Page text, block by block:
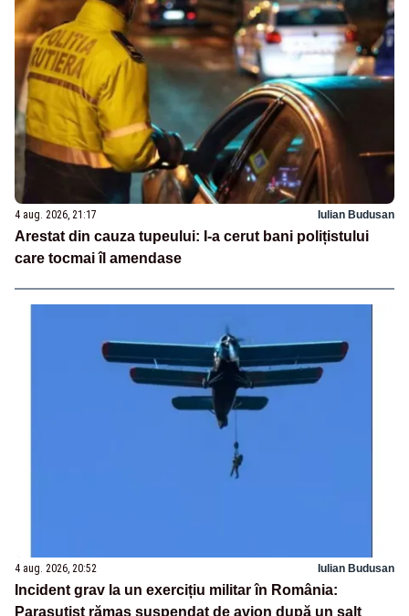
4 aug. 2026, 21:17 Iulian Budusan
Arestat din cauza tupeului: I-a cerut bani polițistului
care tocmai îl amendase
4 aug. 2026, 20:52 Iulian Budusan
Incident grav la un exercițiu militar în România:
Parașutist rămas suspendat de avion după un salt